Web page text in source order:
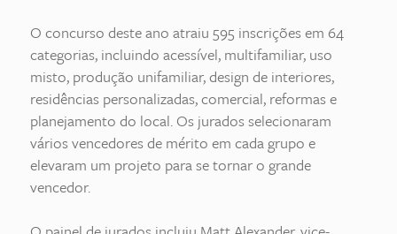
O concurso deste ano atraiu 595 inscrições em 64
categorias, incluindo acessível, multifamiliar, uso
misto, produção unifamiliar, design de interiores,
residências personalizadas, comercial, reformas e
planejamento do local. Os jurados selecionaram
vários vencedores de mérito em cada grupo e
elevaram um projeto para se tornar o grande
vencedor.